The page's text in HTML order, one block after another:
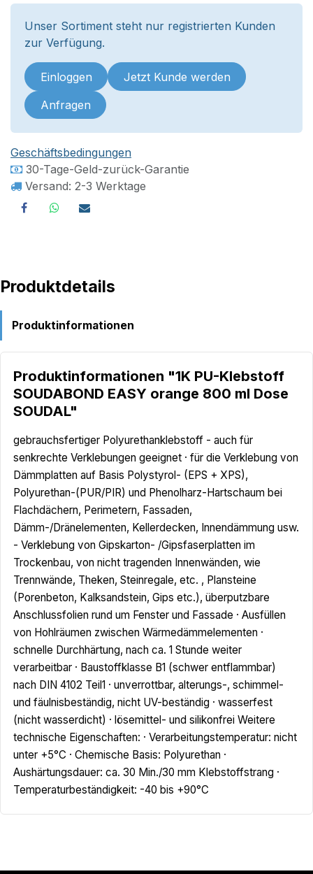
Unser Sortiment steht nur registrierten Kunden
zur Verfügung.
Einloggen Jetzt Kunde werden
Anfragen
Geschäftsbedingungen
30-Tage-Geld-zurück-Garantie
Versand: 2-3 Werktage
Produktdetails
Produktinformationen
Produktinformationen "1K PU-Klebstoff
SOUDABOND EASY orange 800 ml Dose
SOUDAL"
gebrauchsfertiger Polyurethanklebstoff - auch für
senkrechte Verklebungen geeignet · für die Verklebung von
Dämmplatten auf Basis Polystyrol- (EPS + XPS),
Polyurethan-(PUR/PIR) und Phenolharz-Hartschaum bei
Flachdächern, Perimetern, Fassaden,
Dämm-/Dränelementen, Kellerdecken, Innendämmung usw.
- Verklebung von Gipskarton- /Gipsfaserplatten im
Trockenbau, von nicht tragenden Innenwänden, wie
Trennwände, Theken, Steinregale, etc. , Plansteine
(Porenbeton, Kalksandstein, Gips etc.), überputzbare
Anschlussfolien rund um Fenster und Fassade · Ausfüllen
von Hohlräumen zwischen Wärmedämmelementen ·
schnelle Durchhärtung, nach ca. 1 Stunde weiter
verarbeitbar · Baustoffklasse B1 (schwer entflammbar)
nach DIN 4102 Teil1 · unverrottbar, alterungs-, schimmel-
und fäulnisbeständig, nicht UV-beständig · wasserfest
(nicht wasserdicht) · lösemittel- und silikonfrei Weitere
technische Eigenschaften: · Verarbeitungstemperatur: nicht
unter +5°C · Chemische Basis: Polyurethan ·
Aushärtungsdauer: ca. 30 Min./30 mm Klebstoffstrang ·
Temperaturbeständigkeit: -40 bis +90°C